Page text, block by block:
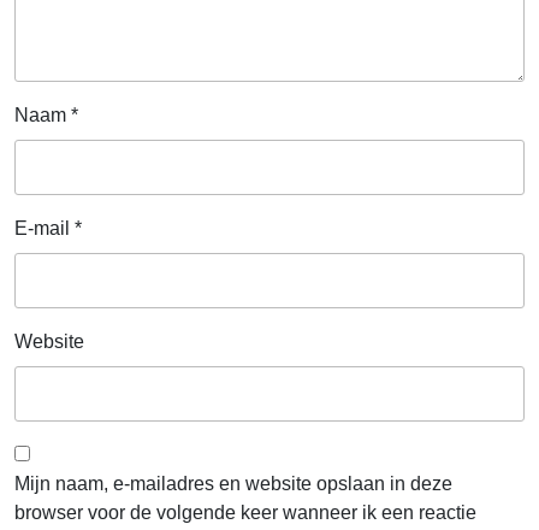
Naam *
E-mail *
Website
Mijn naam, e-mailadres en website opslaan in deze
browser voor de volgende keer wanneer ik een reactie